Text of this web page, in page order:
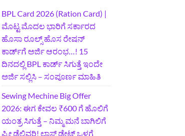
BPL Card 2026 (Ration Card) |
ಮೊಟ್ಟ ಮೊದಲ ಭಾರಿಗೆ ಸರ್ಕಾರದ
ಹೊಸಾ ರೂಲ್ಸ್ ಹೊಸ ರೇಷನ್
ಕಾರ್ಡ್‌ಗೆ ಅರ್ಜಿ ಆರಂಭ…! 15
ದಿನದಲ್ಲಿ BPL ಕಾರ್ಡ್ ಸಿಗುತ್ತೆ ಇಂದೇ
ಅರ್ಜಿ ಸಲ್ಲಿಸಿ – ಸಂಪೂರ್ಣ ಮಾಹಿತಿ
Sewing Mechine Big Offer
2026: ಈಗ ಕೇವಲ ₹600 ಗೆ ಹೊಲಿಗೆ
ಯಂತ್ರ ಸಿಗುತ್ತೆ – ನಿಮ್ಮ ಮನೆ ಬಾಗಿಲಿಗೆ‍
ಫ್ರೀ ಡೆಲಿವರಿ! ಲಾಸ್ಟ್‌ ಡೇಟ್‌ ಒಳಗೆ